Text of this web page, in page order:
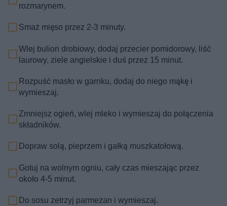
rozmarynem.
Smaż mięso przez 2-3 minuty.
Wlej bulion drobiowy, dodaj przecier pomidorowy, liść
laurowy, ziele angielskie i duś przez 15 minut.
Rozpuść masło w garnku, dodaj do niego mąkę i
wymieszaj.
Zmniejsz ogień, wlej mleko i wymieszaj do połączenia
składników.
Dopraw solą, pieprzem i gałką muszkatołową.
Gotuj na wolnym ogniu, cały czas mieszając przez
około 4-5 minut.
Do sosu zetrzyj parmezan i wymieszaj.